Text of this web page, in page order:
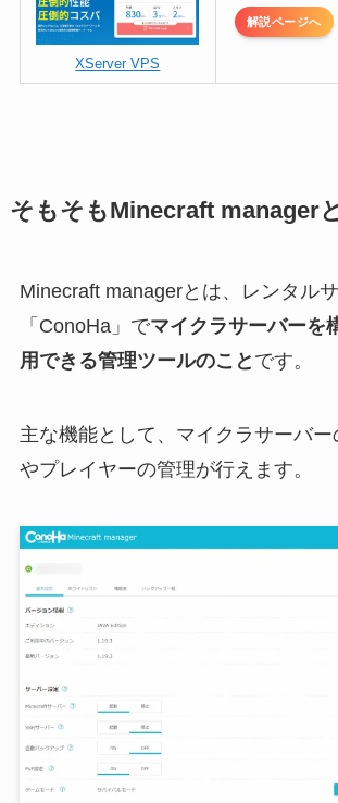
XServer VPS
解説ページへ
そもそもMinecraft manager
Minecraft managerとは、レンタル
「ConoHa」でマイクラサーバーを
用できる管理ツールのこと です。
主な機能として、マイクラサーバー
やプレイヤーの管理が行えます。